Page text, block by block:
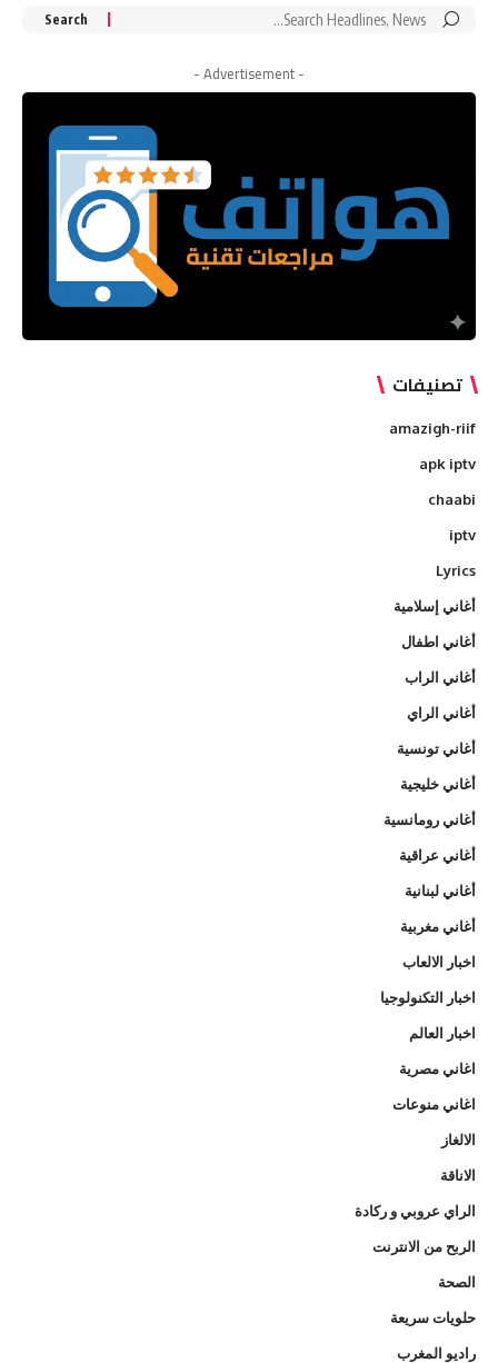
Search
- Advertisement -
تصنيفات
amazigh-riif
apk iptv
chaabi
iptv
Lyrics
أغاني إسلامية
أغاني اطفال
أغاني الراب
أغاني الراي
أغاني تونسية
أغاني خليجية
أغاني رومانسية
أغاني عراقية
أغاني لبنانية
أغاني مغربية
اخبار الالعاب
اخبار التكنولوجيا
اخبار العالم
اغاني مصرية
اغاني منوعات
الالغاز
الاناقة
الراي عروبي و ركادة
الربح من الانترنت
الصحة
حلويات سريعة
راديو المغرب